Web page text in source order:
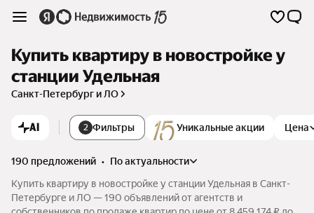
Купить квартиру в новостройке у
станции Удельная
Санкт-Петербург и ЛО
AI 2 Фильтры Уникальные акции Цена
190 предложений •
по актуальности
Купить квартиру в новостройке у станции Удельная в Санкт-
Петербурге и ЛО — 190 объявлений от агентств и